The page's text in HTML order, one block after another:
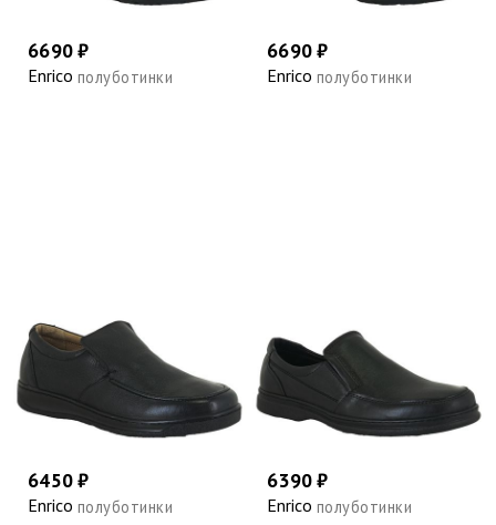
6690 ₽
Enrico полуботинки
6690 ₽
Enrico полуботинки
6450 ₽
Enrico полуботинки
6390 ₽
Enrico полуботинки